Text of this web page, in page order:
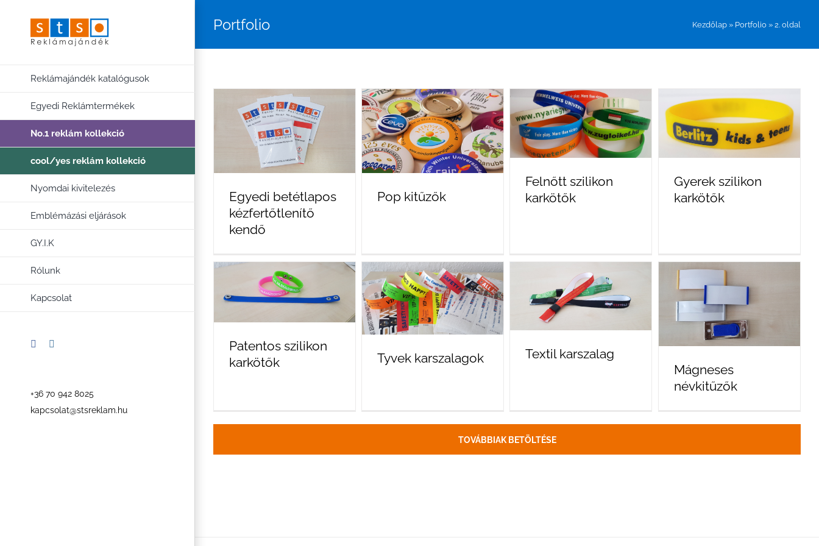
Reklámajándék katalógusok
Egyedi Reklámtermékek
No.1 reklám kollekció
cool/yes reklám kollekció
Nyomdai kivitelezés
Emblémázási eljárások
GY.I.K
Rólunk
Kapcsolat
Facebook
+36 70 942 8025
kapcsolat@stsreklam.hu
Portfolio Kezdőlap » Portfolio » 2. oldal
Egyedi betétlapos
kézfertőtlenítő
kendő
Pop kitűzők
Felnőtt szilikon
karkötők
Gyerek szilikon
karkötők
Patentos szilikon
karkötők
Tyvek karszalagok
Textil karszalag
Mágneses
névkitűzők
TOVÁBBIAK BETÖLTÉSE